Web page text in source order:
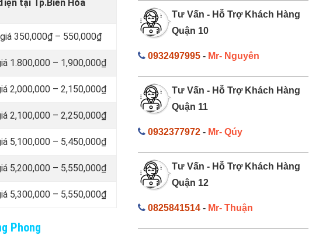
tại Tp.Biên Hòa
350,000₫ – 550,000₫
1.800,000 – 1,900,000₫
2,000,000 – 2,150,000₫
2,100,000 – 2,250,000₫
5,100,000 – 5,450,000₫
5,200,000 – 5,550,000₫
5,300,000 – 5,550,000₫
Phong
Tư Vấn - Hỗ Trợ Khách Hàng
Quận 10
0932497995- Mr- Nguyên
Tư Vấn - Hỗ Trợ Khách Hàng
Quận 11
0932377972- Mr- Qúy
Tư Vấn - Hỗ Trợ Khách Hàng
Quận 12
0825841514- Mr- Thuận